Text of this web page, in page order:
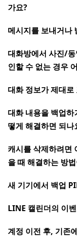
가요?
메시지를 보내거나
대화방에서 사진/
인할 수 없는 경우
대화 정보가 제대
대화 내용을 백업
떻게 해결하면 되나
캐시를 삭제하려면
을 때 해결하는 방
새 기기에서 백업
LINE 캘린더의 이
계정 이전 후, 기존